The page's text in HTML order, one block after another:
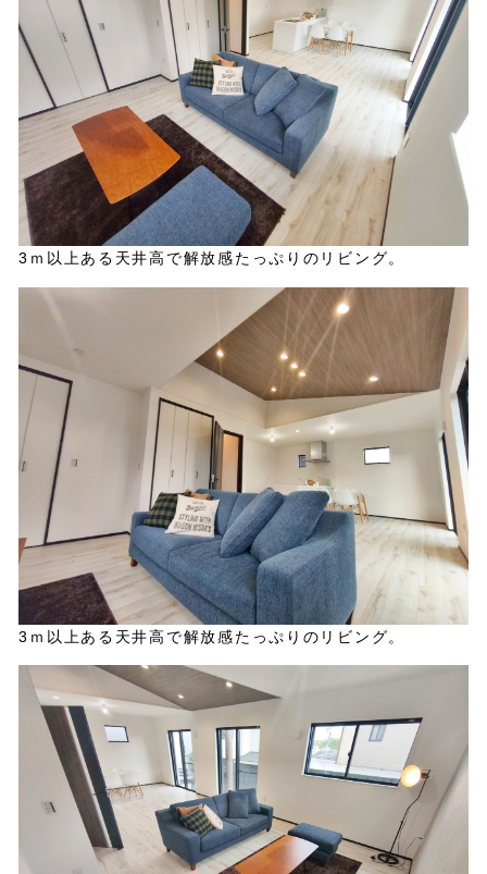
3ｍ以上ある天井高で解放感たっぷりのリビング。
3ｍ以上ある天井高で解放感たっぷりのリビング。